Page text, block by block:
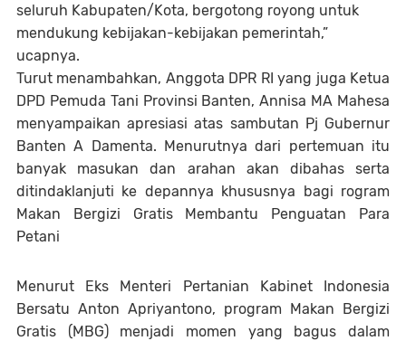
seluruh Kabupaten/Kota, bergotong royong untuk
mendukung kebijakan-kebijakan pemerintah,”
ucapnya.
Turut menambahkan, Anggota DPR RI yang juga Ketua
DPD Pemuda Tani Provinsi Banten, Annisa MA Mahesa
menyampaikan apresiasi atas sambutan Pj Gubernur
Banten A Damenta. Menurutnya dari pertemuan itu
banyak masukan dan arahan akan dibahas serta
ditindaklanjuti ke depannya khususnya bagi rogram
Makan Bergizi Gratis Membantu Penguatan Para
Petani
Menurut Eks Menteri Pertanian Kabinet Indonesia
Bersatu Anton Apriyantono, program Makan Bergizi
Gratis (MBG) menjadi momen yang bagus dalam